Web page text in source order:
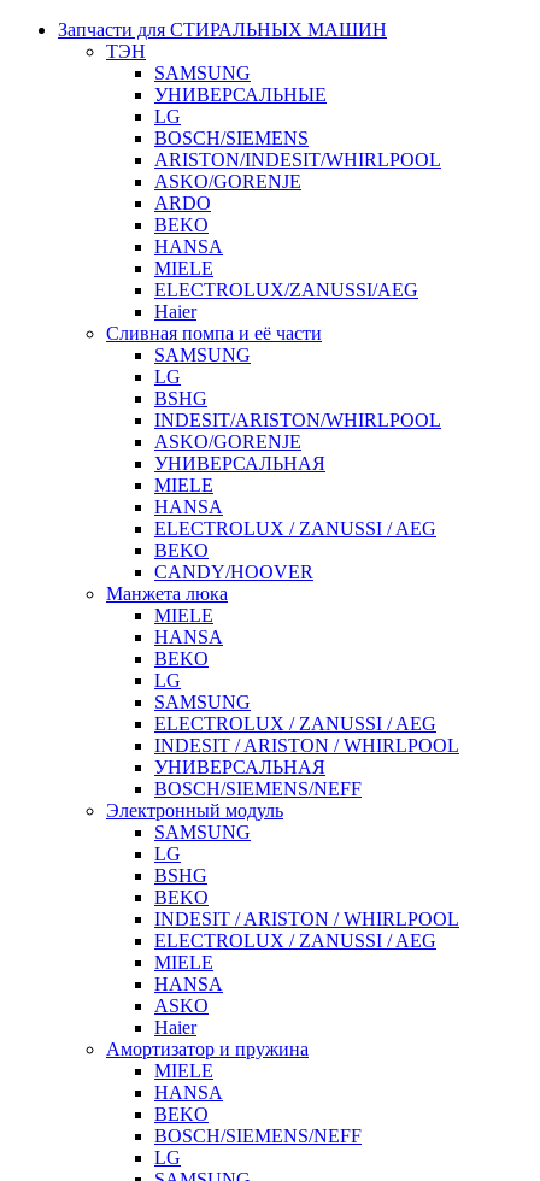
Запчасти для СТИРАЛЬНЫХ МАШИН
ТЭН
SAMSUNG
УНИВЕРСАЛЬНЫЕ
LG
BOSCH/SIEMENS
ARISTON/INDESIT/WHIRLPOOL
ASKO/GORENJE
ARDO
BEKO
HANSA
MIELE
ELECTROLUX/ZANUSSI/AEG
Haier
Сливная помпа и её части
SAMSUNG
LG
BSHG
INDESIT/ARISTON/WHIRLPOOL
ASKO/GORENJE
УНИВЕРСАЛЬНАЯ
MIELE
HANSA
ELECTROLUX / ZANUSSI / AEG
BEKO
CANDY/HOOVER
Манжета люка
MIELE
HANSA
BEKO
LG
SAMSUNG
ELECTROLUX / ZANUSSI / AEG
INDESIT / ARISTON / WHIRLPOOL
УНИВЕРСАЛЬНАЯ
BOSCH/SIEMENS/NEFF
Электронный модуль
SAMSUNG
LG
BSHG
BEKO
INDESIT / ARISTON / WHIRLPOOL
ELECTROLUX / ZANUSSI / AEG
MIELE
HANSA
ASKO
Haier
Амортизатор и пружина
MIELE
HANSA
BEKO
BOSCH/SIEMENS/NEFF
LG